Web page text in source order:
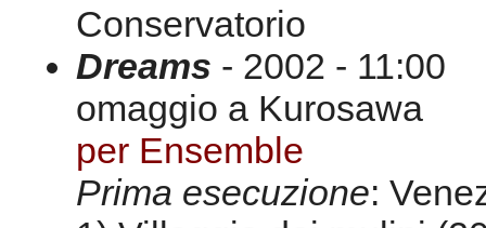
Conservatorio
Dreams - 2002 - 11:00
omaggio a Kurosawa
per Ensemble
Prima esecuzione: